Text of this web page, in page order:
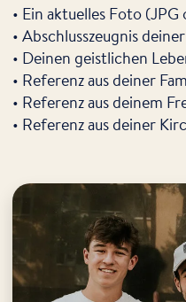
• Ein aktuelles Foto
• Abschlusszeugnis
• Deinen geistlichen
• Referenz aus deiner
• Referenz aus deinem
• Referenz aus deiner